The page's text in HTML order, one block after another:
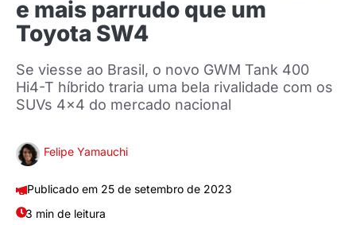
e mais parrudo que um
Toyota SW4
Se viesse ao Brasil, o novo GWM Tank 400
Hi4-T híbrido traria uma bela rivalidade com os
SUVs 4x4 do mercado nacional
Felipe Yamauchi
25 de setembro de 2023
3 min de leitura